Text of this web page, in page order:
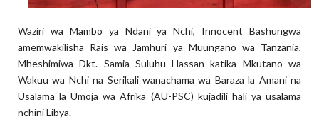
Waziri wa Mambo ya Ndani ya Nchi, Innocent Bashungwa
amemwakilisha Rais wa Jamhuri ya Muungano wa Tanzania,
Mheshimiwa Dkt. Samia Suluhu Hassan katika Mkutano wa
Wakuu wa Nchi na Serikali wanachama wa Baraza la Amani na
Usalama la Umoja wa Afrika (AU-PSC) kujadili hali ya usalama
nchini Libya.